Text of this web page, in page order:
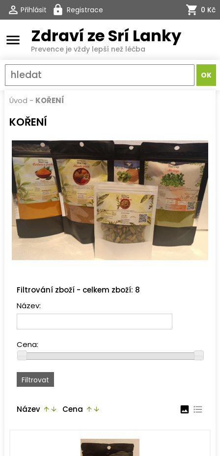
Přihlásit Registrace 0 Kč
menu Zdraví ze Srí Lanky
Prevence je vždy lepší než léčba
Úvod - KOŘENÍ
KOŘENÍ
Filtrování zboží - celkem zboží: 8
Název:
Cena:
Název arrow_upward arrow_downward Cena arrow_upward arrow_downward image format_list_bulleted